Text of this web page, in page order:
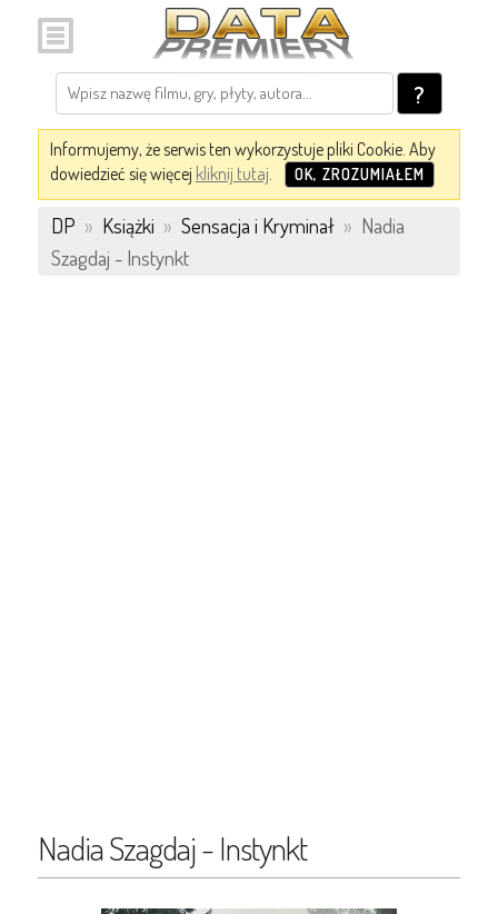
?
Informujemy, że serwis ten wykorzystuje pliki Cookie. Aby
dowiedzieć się więcej kliknij tutaj. OK, ZROZUMIAŁEM
DP » Książki » Sensacja i Kryminał » Nadia
Szagdaj - Instynkt
Nadia Szagdaj - Instynkt